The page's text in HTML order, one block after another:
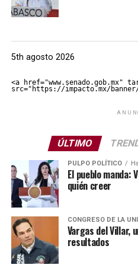
5th agosto 2026
<a href="www.senado.gob.mx"
src="https://impacto.mx/
ÚLTIMO
PULPO POLÍTICO
El pueblo manda:
quién creer
CONGRESO DE LA
Vargas del Villar,
resultados